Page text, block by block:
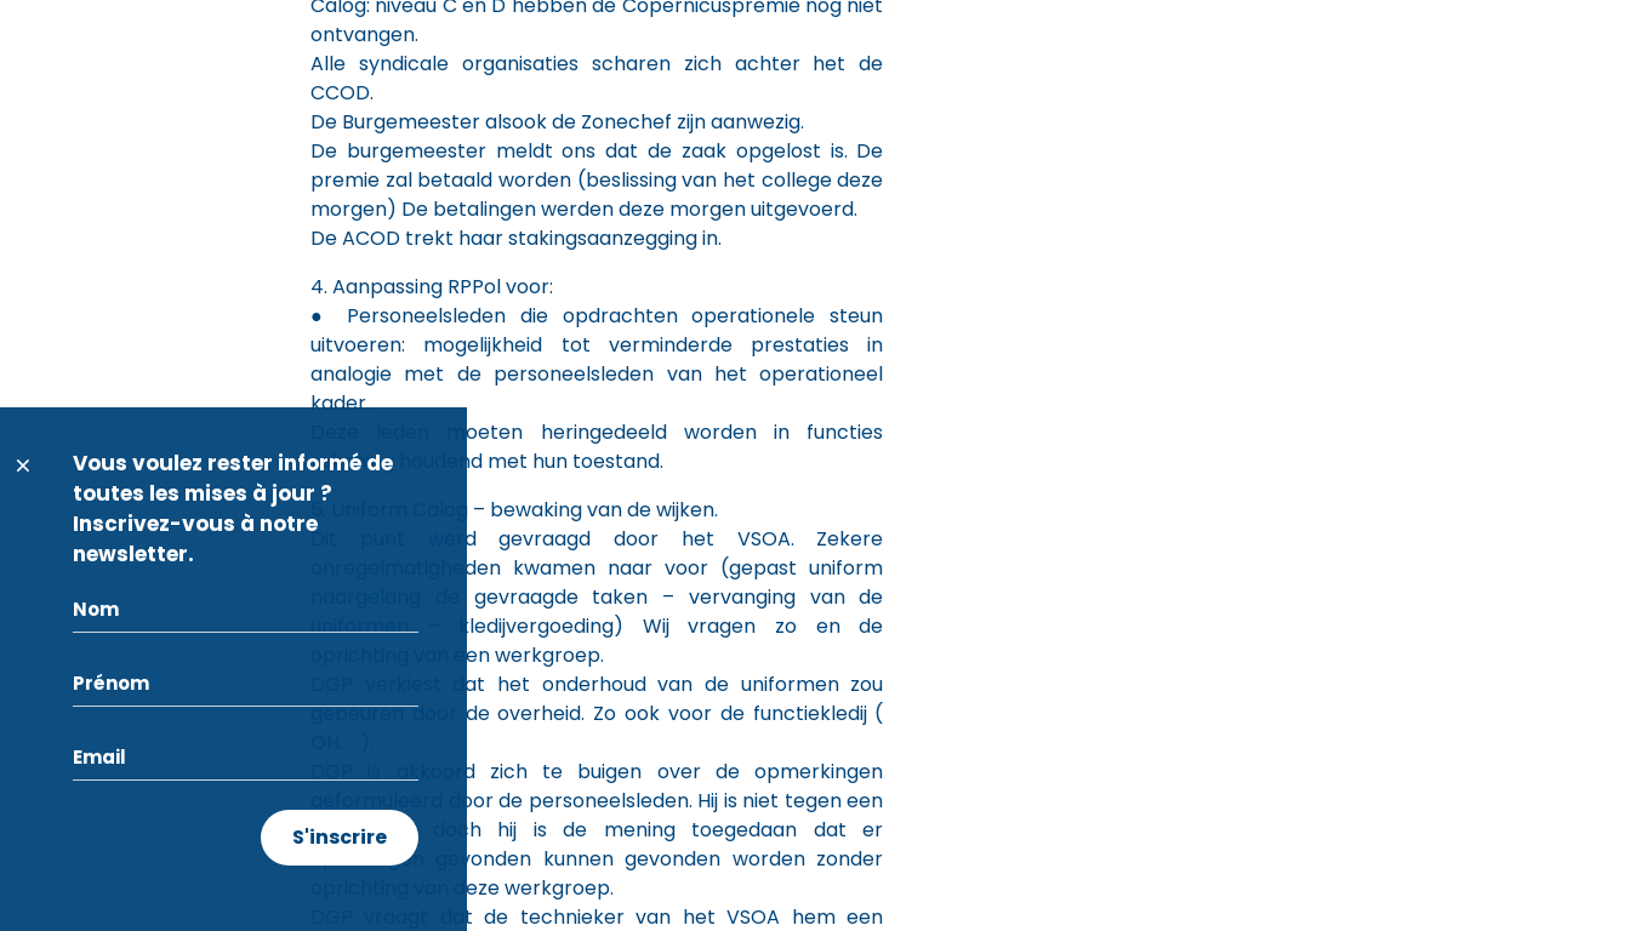
ontvangen.
Alle syndicale organisaties scharen zich achter het de
CCOD.
De Burgemeester alsook de Zonechef zijn aanwezig.
De burgemeester meldt ons dat de zaak opgelost is. De
premie zal betaald worden (beslissing van het college deze
morgen) De betalingen werden deze morgen uitgevoerd.
De ACOD trekt haar stakingsaanzegging in.
4. Aanpassing RPPol voor:
● Personeelsleden die opdrachten operationele steun
uitvoeren: mogelijkheid tot verminderde prestaties in
analogie met de personeelsleden van het operationeel
kader.
Deze leden moeten heringedeeld worden in functies
rekening houdend met hun toestand.
5. Uniform Calog – bewaking van de wijken.
Dit punt werd gevraagd door het VSOA. Zekere
onregelmatigheden kwamen naar voor (gepast uniform
naargelang de gevraagde taken – vervanging van de
uniformen – kledijvergoeding) Wij vragen zo en de
oprichting van een werkgroep.
DGP verkiest dat het onderhoud van de uniformen zou
gebeuren door de overheid. Zo ook voor de functiekledij (
DGP is akkoord zich te buigen over de opmerkingen
geformuleerd door de personeelsleden. Hij is niet tegen een
werkgroep doch hij is de mening toegedaan dat er
oplossingen gevonden kunnen gevonden worden zonder
oprichting van deze werkgroep.
DGP vraagt dat de technieker van het VSOA hem een
Vous voulez rester informé de
toutes les mises à jour ?
Inscrivez-vous à notre
newsletter.